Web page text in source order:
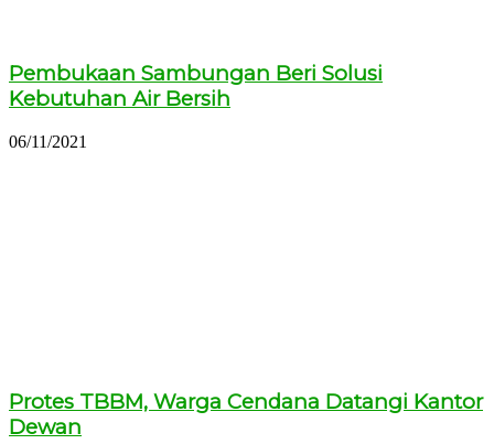
Pembukaan Sambungan Beri Solusi
Kebutuhan Air Bersih
06/11/2021
Protes TBBM, Warga Cendana Datangi Kantor
Dewan